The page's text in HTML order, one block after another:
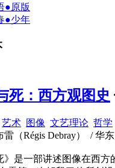
●原版
●少年
死：西方观图史
艺术 图像 文艺理论 哲学
雷（Régis Debray） / 华
》是一部讲述图像在西